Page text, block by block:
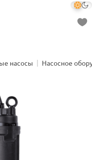
насосы Насосное